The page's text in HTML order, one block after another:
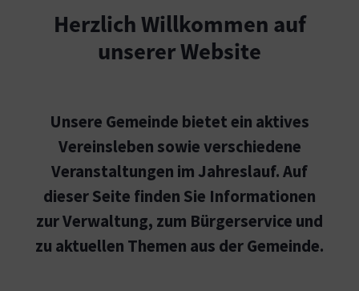
Herzlich Willkommen auf
unserer Website
Unsere Gemeinde bietet ein aktives
Vereinsleben sowie verschiedene
Veranstaltungen im Jahreslauf. Auf
dieser Seite finden Sie Informationen
zur Verwaltung, zum Bürgerservice und
zu aktuellen Themen aus der Gemeinde.